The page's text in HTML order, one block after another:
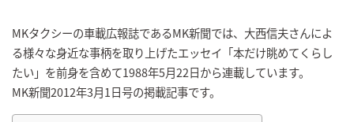
MKタクシーの車載広報誌であるMK新聞では、大西信夫さんによ
る様々な身近な事柄を取り上げたエッセイ「本だけ眺めてくらし
たい」を前身を含めて1988年5月22日から連載しています。
MK新聞2012年3月1日号の掲載記事です。